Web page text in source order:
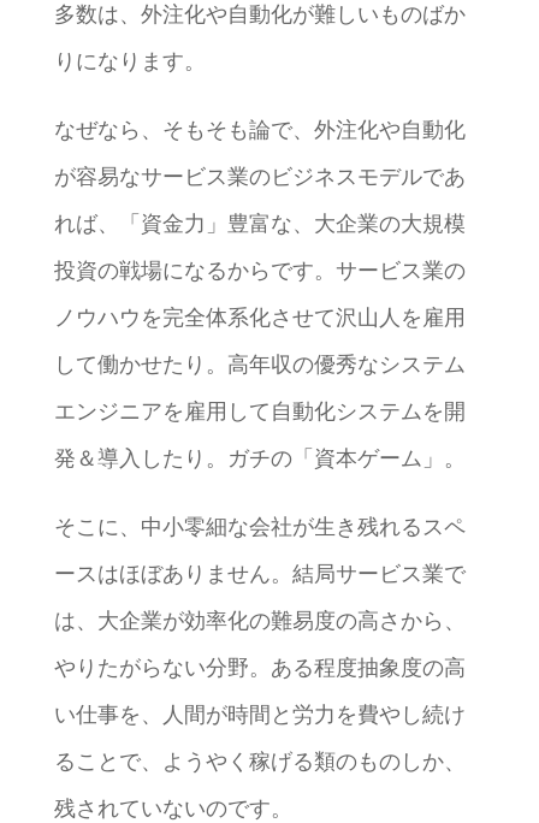
多数は、外注化や自動化が難しいものばか
りになります。
なぜなら、そもそも論で、外注化や自動化
が容易なサービス業のビジネスモデルであ
れば、「資金力」豊富な、大企業の大規模
投資の戦場になるからです。サービス業の
ノウハウを完全体系化させて沢山人を雇用
して働かせたり。高年収の優秀なシステム
エンジニアを雇用して自動化システムを開
発＆導入したり。ガチの「資本ゲーム」。
そこに、中小零細な会社が生き残れるスペ
ースはほぼありません。結局サービス業で
は、大企業が効率化の難易度の高さから、
やりたがらない分野。ある程度抽象度の高
い仕事を、人間が時間と労力を費やし続け
ることで、ようやく稼げる類のものしか、
残されていないのです。